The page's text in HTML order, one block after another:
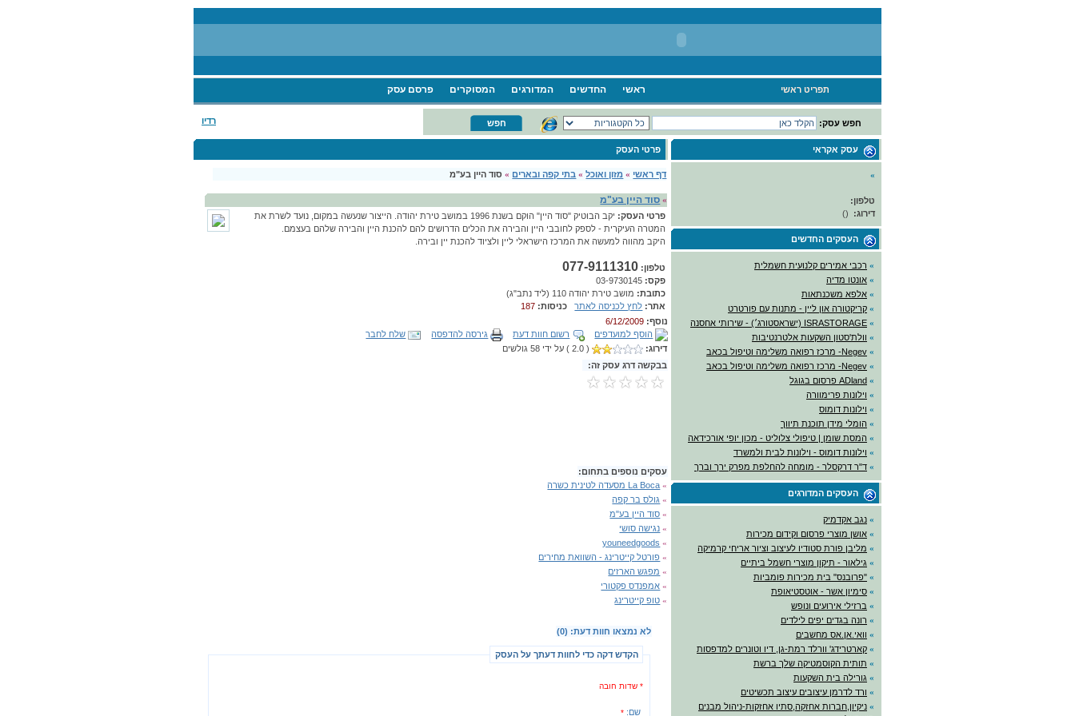
תפריט ראשי ראשי החדשים המדורגים המסוקרים פרסם עסק
חפש עסק: רדיו
פרטי העסק
דף ראשי » מזון ואוכל » בתי קפה ובארים » סוד היין בע"מ
» סוד היין בע"מ
פרטי העסק:
יקב הבוטיק "סוד היין" הוקם בשנת 1996 במושב טירת יהודה. הייצור שנעשה במקום, נועד לשרת את
המטרה העיקרית - לספק לחובבי היין והבירה את הכלים הדרושים להם להכנת היין והבירה שלהם בעצמם.
היקב מהווה למעשה את המרכז הישראלי ליין ולציוד להכנת יין ובירה.
טלפון: 077-9111310
פקס: 03-9730145
כתובת: מושב טירת יהודה 110 (ליד נתב"ג)
אתר: לחץ לכניסה לאתר כניסות: 187
נוסף: 6/12/2009
הוסף למועדפים
רשום חוות דעת גירסה להדפסה
שלח לחבר
דירוג:
( 2.0 ) על ידי 58 גולשים
בבקשה דרג עסק זה:
עסקים נוספים בתחום:
» La Boca מסעדה לטינית כשרה
» גולס בר קפה
» סוד היין בע"מ
» נגישה סושי
»
youneedgoods
» פורטל קייטרינג - השוואת מחירים
» מפגש הארזים
» אמפנדס פקטורי
» טופ קייטרינג
לא נמצאו חוות דעת: (0)
הקדש דקה כדי לחוות דעתך על העסק
* שדות חובה
שם: *
עסק אקראי
»
טלפון:
דירוג:
(
)
העסקים החדשים
» רכבי אמירים קלנועית חשמלית
» אונטו מדיה
» אלפא משכנתאות
» קריקטורה און ליין - מתנות עם פורטרט
» ISRASTORAGE (ישראסטורג׳) - שירותי אחסנה
» וולת'סטון השקעות אלטרנטיבות
» Negev- מרכז רפואה משלימה וטיפול בכאב
» Negev- מרכז רפואה משלימה וטיפול בכאב
» ADland פרסום בגוגל
» וילונות פרימוורה
» וילונות דומוס
» הומלי מידן תוכנת תיווך
» המסת שומן | טיפולי צלוליט - מכון יופי אורכידאה
» וילונות דומוס - וילונות לבית ולמשרד
» ד"ר דרקסלר - מומחה להחלפת מפרק ירך וברך
העסקים המדורגים
» נגב אקדמיק
» אושן מוצרי פרסום וקידום מכירות
» מליבן פורת סטודיו לעיצוב וציור אריחי קרמיקה
» גילאור - תיקון מוצרי חשמל ביתיים
» "פרובנס" בית מכירות פומביות
» סימיון אשר - אוטסטיאופת
» ברזילי אירועים ונופש
» רונה בגדים יפים לילדים
» וואי.אן.אס מחשבים
» קארטרידג' וורלד רמת-גן, דיו וטונרים למדפסות
» תותית הקוסמטיקה שלך ברשת
» גורילה בית השקעות
» ורד לדרמן עיצובים עיצוב תכשיטים
» ניקיון,חברות אחזקה,סתיו אחזקות-ניהול מבנים